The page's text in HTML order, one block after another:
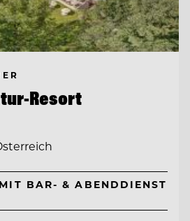
Resort
BAR- & ABENDDIENST